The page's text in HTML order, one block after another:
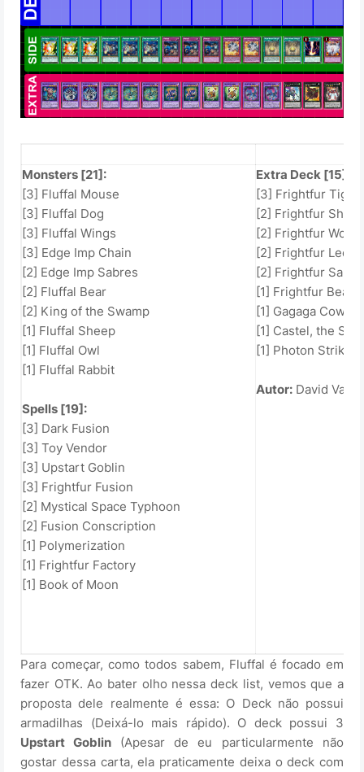
Monsters [21]:
[3] Fluffal Mouse
[3] Fluffal Dog
[3] Fluffal Wings
[3] Edge Imp Chain
[2] Edge Imp Sabres
[2] Fluffal Bear
[2] King of the Swamp
[1] Fluffal Sheep
[1] Fluffal Owl
[1] Fluffal Rabbit
Spells [19]:
[3] Dark Fusion
[3] Toy Vendor
[3] Upstart Goblin
[3] Frightfur Fusion
[2] Mystical Space Typhoon
[2] Fusion Conscription
[1] Polymerization
[1] Frightfur Factory
[1] Book of Moon
Extra Deck [15]:
[3] Frightfur Tiger
[2] Frightfur
[2] Frightfur Wolf
[2] Frightfur Leo
[2] Frightfur
[1] Frightfur Bear
[1] Gagaga
[1] Castel, the
[1] Photon Strike
Autor: David
Para começar, como todos sabem, Fluffal é focado em
fazer OTK. Ao bater olho nessa deck list, vemos que a
proposta dele realmente é essa: O Deck não possui
armadilhas (Deixá-lo mais rápido). O deck possui 3
Upstart Goblin (Apesar de eu particularmente não
gostar dessa carta, ela praticamente deixa o deck com